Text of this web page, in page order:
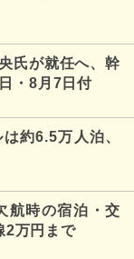
氏が就任へ、幹
・8月7日付
約6.5万人泊、
航時の宿泊・交
2万円まで